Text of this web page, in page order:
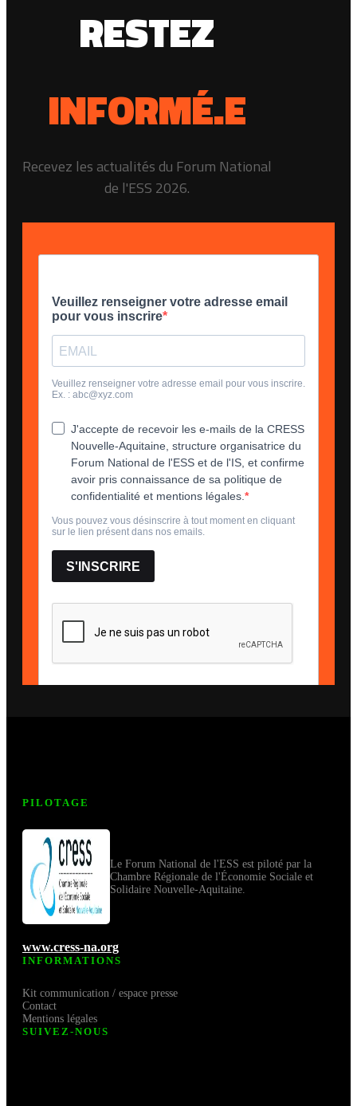
RESTEZ
INFORMÉ.E
Recevez les actualités du Forum National
de l'ESS 2026.
PILOTAGE
Le Forum National de l'ESS est piloté par la
Chambre Régionale de l'Économie Sociale et
Solidaire Nouvelle-Aquitaine.
www.cress-na.org
INFORMATIONS
Kit communication / espace presse
Contact
Mentions légales
SUIVEZ-NOUS